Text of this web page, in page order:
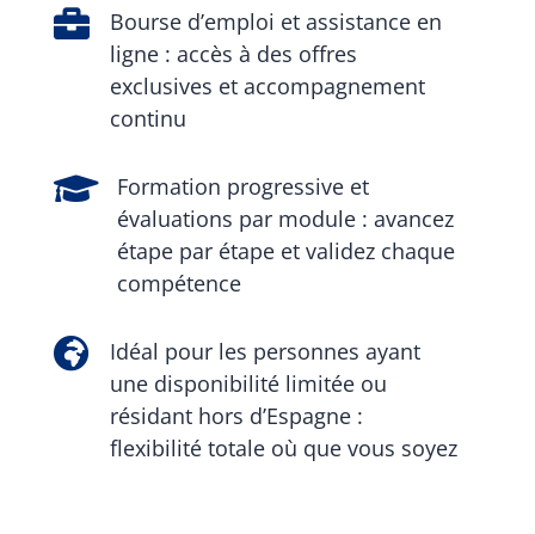

Bourse d’emploi et assistance en
ligne : accès à des offres
exclusives et accompagnement
continu

Formation progressive et
évaluations par module : avancez
étape par étape et validez chaque
compétence

Idéal pour les personnes ayant
une disponibilité limitée ou
résidant hors d’Espagne :
flexibilité totale où que vous soyez